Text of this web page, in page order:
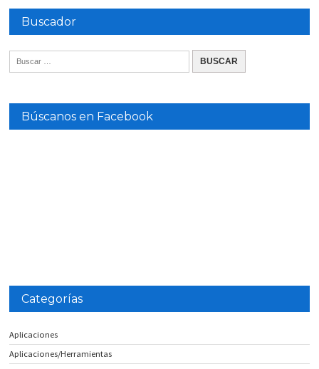
Buscador
Búscanos en Facebook
Categorías
Aplicaciones
Aplicaciones/Herramientas